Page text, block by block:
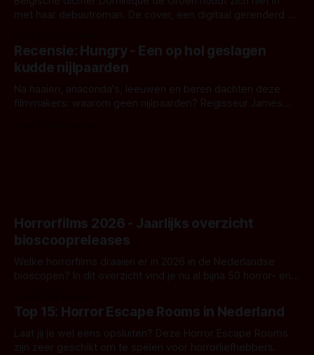
met haar debuutroman. De cover, een digitaal gerenderd en
achtergrond, belooft iets kleurrijks maar onheilspellends,
iets ongrijpbaars. En dat maakt De Groen met ieder woord
waar.
Recensie: Hungry - Een op hol geslagen
kudde nijlpaarden
Na haaien, anaconda's, leeuwen en beren dachten deze
filmmakers: waarom geen nijlpaarden? Regisseur James
Horrorfilms 2026 - Jaarlijks overzicht
bioscoopreleases
Welke horrorfilms draaien er in 2026 in de Nederlandse
bioscopen? In dit overzicht vind je nu al bijna 50 horror- en
Top 15: Horror Escape Rooms in Nederland
Laat jij je wel eens opsluiten? Deze Horror Escape Rooms
zijn zeer geschikt om te spelen voor horrorliefhebbers.